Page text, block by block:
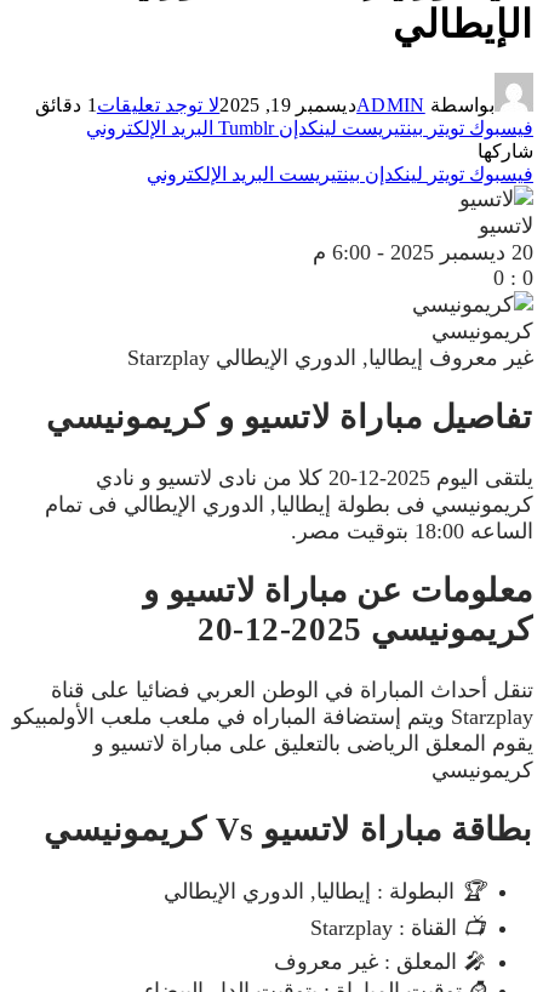
الإيطالي
بواسطة ADMINديسمبر 19, 2025 لا توجد تعليقات 1 دقائق
فيسبوك تويتر بينتيريست لينكدإن Tumblr البريد الإلكتروني
شاركها
فيسبوك تويتر لينكدإن بينتيريست البريد الإلكتروني
لاتسيو
20 ديسمبر 2025
- 6:00 م
0
:
0
كريمونيسي
غير معروف إيطاليا, الدوري الإيطالي Starzplay
تفاصيل مباراة لاتسيو و كريمونيسي
يلتقى اليوم 2025-12-20 كلا من نادى لاتسيو و نادي
كريمونيسي فى بطولة إيطاليا, الدوري الإيطالي فى تمام
الساعه 18:00 بتوقيت مصر.
معلومات عن مباراة لاتسيو و
كريمونيسي 2025-12-20
تنقل أحداث المباراة في الوطن العربي فضائيا على قناة
Starzplay ويتم إستضافة المباراه في ملعب ملعب الأولمبيكو
يقوم المعلق الرياضى بالتعليق على مباراة لاتسيو و
كريمونيسي
بطاقة مباراة لاتسيو Vs كريمونيسي
🏆
البطولة : إيطاليا, الدوري الإيطالي
📺 القناة : Starzplay
🎤 المعلق : غير معروف